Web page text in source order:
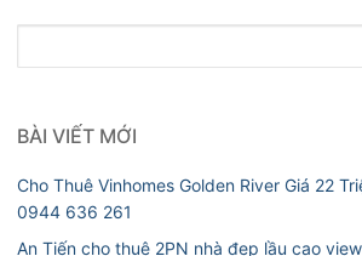
kiếm
BÀI VIẾT MỚI
Cho Thuê Vinhomes Golden River Giá 22
0944 636 261
An Tiến cho thuê 2PN nhà đẹp lầu cao